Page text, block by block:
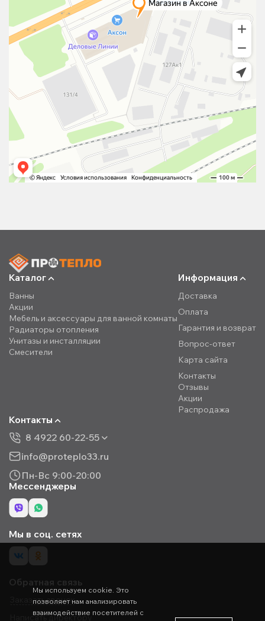
Каталог
Ванны
Акции
Мебель и аксессуары для ванной комнаты
Радиаторы отопления
Унитазы и инсталляции
Смесители
Информация
Доставка
Оплата
Гарантия и возврат
Вопрос-ответ
Карта сайта
Контакты
Отзывы
Акции
Распродажа
Контакты
8 4922 60-22-55
info@proteplo33.ru
Пн-Вс 9:00-20:00
Мессенджеры
Мы в соц. сетях
Обратная связь
Заказать звонок
Написать директору
Мы используем cookie. Это
позволяет нам анализировать
взаимодействие посетителей с